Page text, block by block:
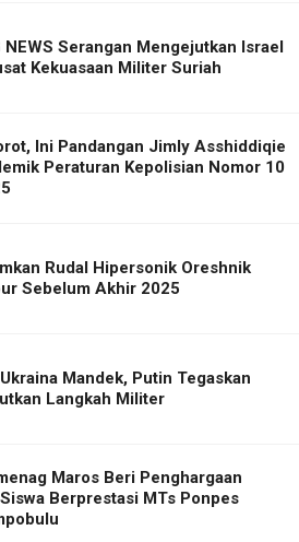
NEWS Serangan Mengejutkan Israel
Kekuasaan Militer Suriah
Ini Pandangan Jimly Asshiddiqie
Peraturan Kepolisian Nomor 10
Rudal Hipersonik Oreshnik
Sebelum Akhir 2025
Mandek, Putin Tegaskan
Langkah Militer
Maros Beri Penghargaan
Berprestasi MTs Ponpes